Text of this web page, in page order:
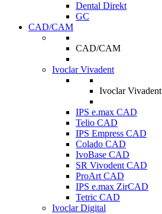
Dental Direkt
GC
CAD/CAM
CAD/CAM
Ivoclar Vivadent
Ivoclar Vivadent
IPS e.max CAD
Telio CAD
IPS Empress CAD
Colado CAD
IvoBase CAD
SR Vivodent CAD
ProArt CAD
IPS e.max ZirCAD
Tetric CAD
Ivoclar Digital